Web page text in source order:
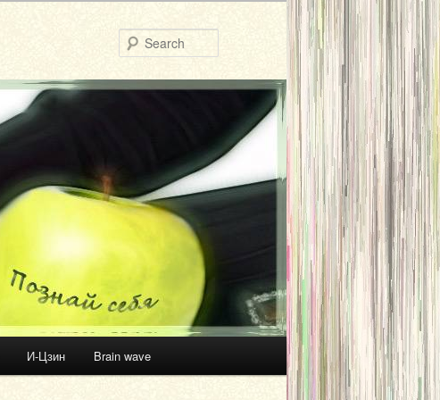
И-Цзин Brain wave